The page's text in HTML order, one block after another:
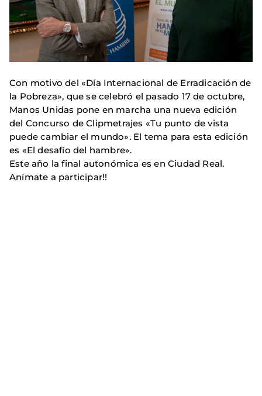
Con motivo del «Día Internacional de Erradicación de
la Pobreza», que se celebró el pasado 17 de octubre,
Manos Unidas pone en marcha una nueva edición
del Concurso de Clipmetrajes «Tu punto de vista
puede cambiar el mundo». El tema para esta edición
es «El desafío del hambre».
Este año la final autonómica es en Ciudad Real.
Anímate a participar!!